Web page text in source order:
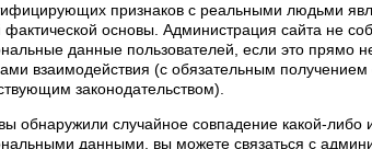
признаков с реальными людьми
фактической основы. Администрация сайта не
данные пользователей, если это прямо
взаимодействия (с обязательным получением
законодательством).
обнаружили случайное совпадение
данными, вы можете связаться с